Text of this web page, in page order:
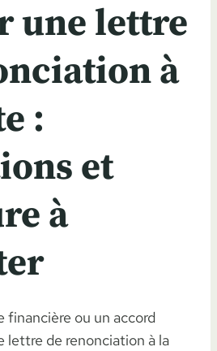
une lettre
à
:
et
à
financière ou un accord
lettre de renonciation à la